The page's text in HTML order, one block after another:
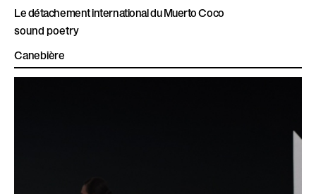
Le détachement international du Muerto Coco
sound poetry
Canebière